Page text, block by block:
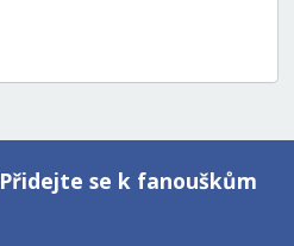
Přidejte se k fanouškům